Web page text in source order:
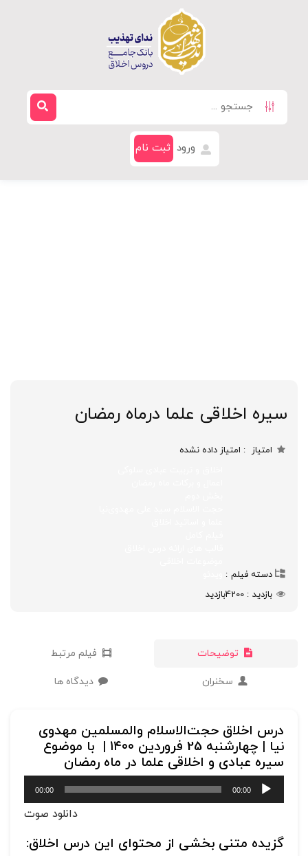
ورود ثبت نام
سیره اخلاقی علما درماه رمضان
امتیاز امتیاز داده نشده
دسته فیلم
بازدید
4200بازدید
توضیحات فیلم مرتبط
سخنران دیدگاه ها
درس اخلاق حجت‌الاسلام والمسلمین مهدوی
نیا | چهارشنبه 25 فروردین ۱۴۰۰ | با موضوع
سیره عبادی و اخلاقی علما در ماه رمضان
پخش‌کننده
صوت
00:00
00:00
دانلود صوت
گزیده متنی بخشی از محتوای این درس اخلاق: